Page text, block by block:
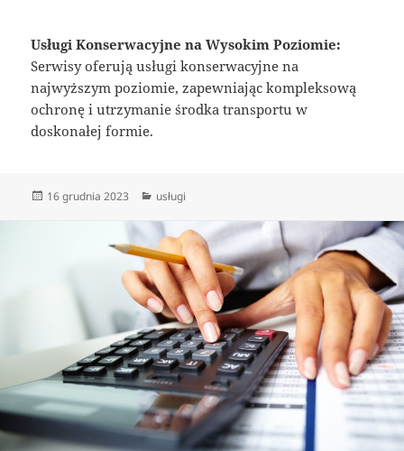
Usługi Konserwacyjne na Wysokim Poziomie:
Serwisy oferują usługi konserwacyjne na
najwyższym poziomie, zapewniając kompleksową
ochronę i utrzymanie środka transportu w
doskonałej formie.
Data
16 grudnia 2023 Kategorie
usługi